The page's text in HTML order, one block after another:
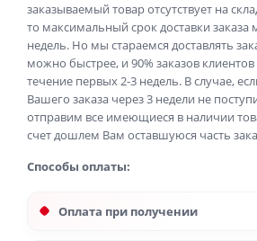
заказываемый товар отсутствует на
то максимальный срок доставки заказа
недель. Но мы стараемся доставлять
можно быстрее, и 90% заказов
течение первых 2-3 недель. В случае,
Вашего заказа через 3 недели не
отправим все имеющиеся в наличии
счет дошлем Вам оставшуюся часть
Способы оплаты:
Оплата при получении